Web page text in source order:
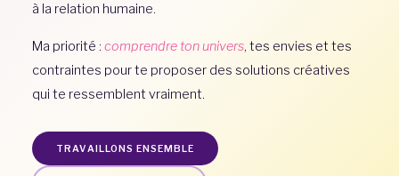
à la relation humaine.
Ma priorité : comprendre ton univers, tes envies et tes
contraintes pour te proposer des solutions créatives
qui te ressemblent vraiment.
TRAVAILLONS ENSEMBLE